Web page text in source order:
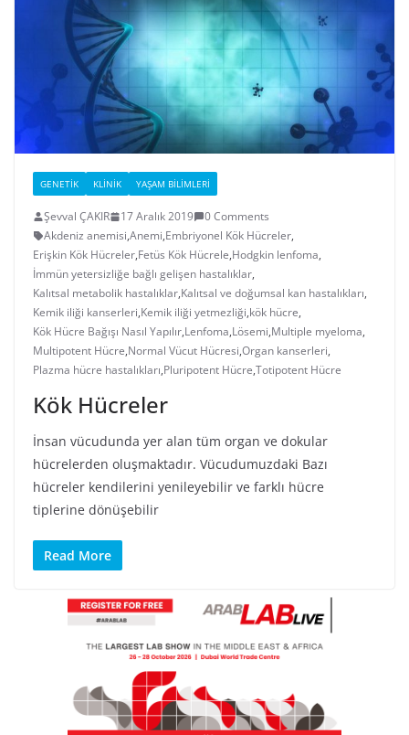
GENETIK KLINIK YAŞAM BILIMLERI
Şevval ÇAKIR 17 Aralık 2019
0 Comments
Akdeniz anemisi,Anemi,Embriyonel Kök Hücreler,
Erişkin Kök Hücreler,Fetüs Kök Hücrele,Hodgkin lenfoma,
İmmün yetersizliğe bağlı gelişen hastalıklar,
Kalıtsal metabolik hastalıklar,Kalıtsal ve doğumsal kan hastalıkları,
Kemik iliği kanserleri,Kemik iliği yetmezliği,kök hücre,
Kök Hücre Bağışı Nasıl Yapılır,Lenfoma,Lösemi,Multiple myeloma,
Multipotent Hücre,Normal Vücut Hücresi,Organ kanserleri,
Plazma hücre hastalıkları,Pluripotent Hücre,Totipotent Hücre
Kök Hücreler
İnsan vücudunda yer alan tüm organ ve dokular
hücrelerden oluşmaktadır. Vücudumuzdaki Bazı
hücreler kendilerini yenileyebilir ve farklı hücre
tiplerine dönüşebilir
Read More